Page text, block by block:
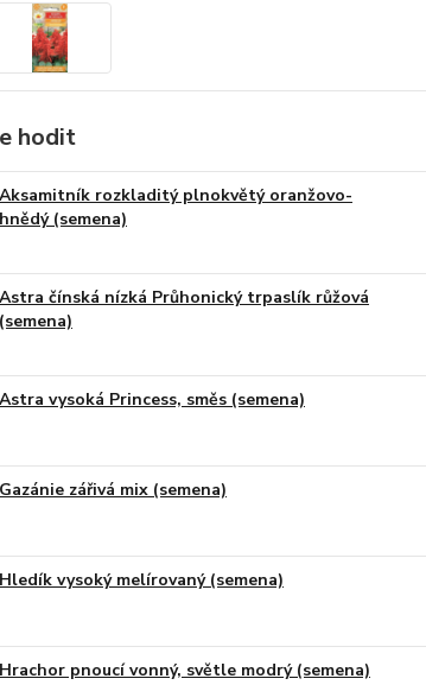
hodit
Aksamitník rozkladitý plnokvětý oranžovo-
hnědý (semena)
Astra čínská nízká Průhonický trpaslík růžová
(semena)
Astra vysoká Princess, směs (semena)
Gazánie zářivá mix (semena)
Hledík vysoký melírovaný (semena)
Hrachor pnoucí vonný, světle modrý (semena)